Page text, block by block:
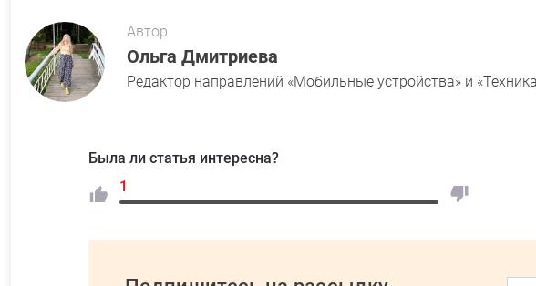
Автор
Ольга Дмитриева
Редактор направлений «Мобильные устройства» и
Была ли статья интересна?
1